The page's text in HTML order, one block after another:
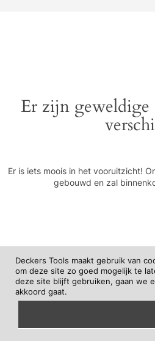
Er zijn
Er is iets moois in het vooruitzicht!
gebouwd en zal
Deckers Tools maakt gebruik van
om deze site zo goed mogelijk te
deze site blijft gebruiken, gaan we
akkoord gaat.